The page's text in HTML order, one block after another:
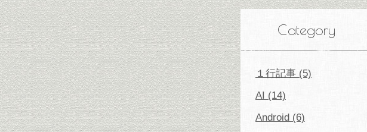
Category
１行記事 (5)
AI (14)
Android (6)